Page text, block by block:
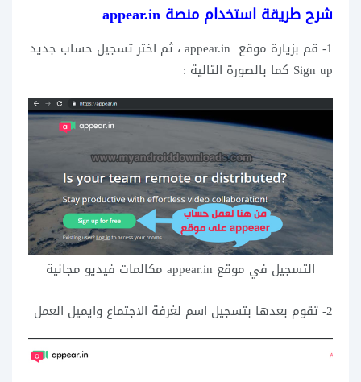
شرح طريقة استخدام منصة appear.in
1- قم بزيارة موقع appear.in ، ثم اختر تسجيل حساب جديد
Sign up كما بالصورة التالية :
التسجيل في موقع appear.in مكالمات فيديو مجانية
2- تقوم بعدها بتسجيل اسم لغرفة الاجتماع وايميل العمل